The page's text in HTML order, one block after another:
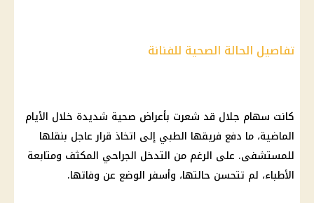
تفاصيل الحالة الصحية للفنانة
كانت سهام جلال قد شعرت بأعراض صحية شديدة خلال الأيام
الماضية، ما دفع فريقها الطبي إلى اتخاذ قرار عاجل بنقلها
للمستشفى. على الرغم من التدخل الجراحي المكثف ومتابعة
الأطباء، لم تتحسن حالتها، وأسفر الوضع عن وفاتها.